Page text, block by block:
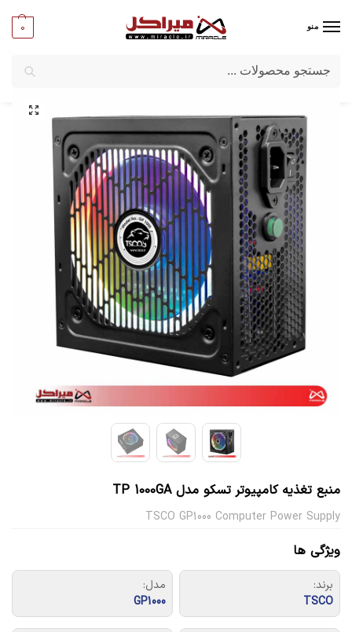
منو 0
میراکل/کامپیوتر/قطعات اصلی
منبع تغذیه کامپیوتر تسکو مدل TP 1000GA
TSCO GP1000 Computer Power Supply
ویژگی ها
برند:
TSCO
مدل:
GP1000